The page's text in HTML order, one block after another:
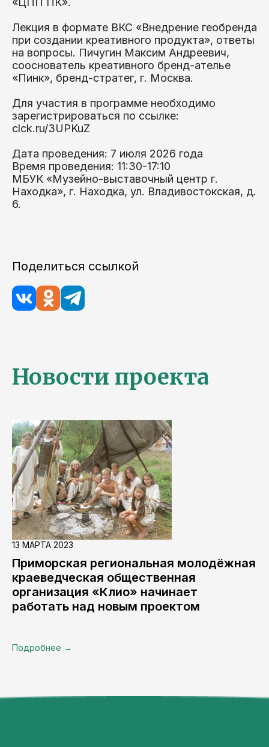
Лекция в формате ВКС «Внедрение геобренда
при создании креативного продукта», ответы
на вопросы. Пичугин Максим Андреевич,
сооснователь креативного бренд-ателье
«Пинк», бренд-стратег, г. Москва.
Для участия в программе необходимо
зарегистрироваться по ссылке:
clck.ru/3UPKuZ
Дата проведения: 7 июля 2026 года
Время проведения: 11:30-17:10
МБУК «Музейно-выставочный центр г.
Находка», г. Находка, ул. Владивостокская, д.
6.
Поделиться ссылкой
Новости проекта
13 МАРТА 2023
Приморская региональная молодёжная
краеведческая общественная
организация «Клио» начинает
работать над новым проектом
Подробнее →